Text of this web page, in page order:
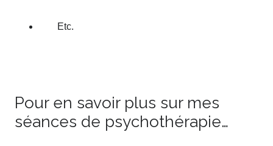
Etc.
Pour en savoir plus sur mes
séances de psychothérapie…